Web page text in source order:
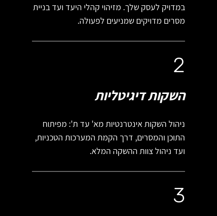
במדויק לעסק שלך. מזיהוי קהלי היעד ועד בניית
מסרים מדויקים שמניעים לפעולה.
2
השקות דיגיטליות
ניהול השקות אינטרנטיות מא' עד ת': מפיתוח
התוכן והמסרים, דרך הקמת המערכות הטכניות,
ועד ניהול צוות ההשקה המלא.
3